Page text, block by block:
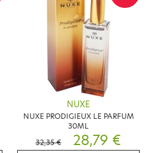
NUXE
NUXE PRODIGIEUX LE PARFUM
30ML
32,35 €
28,79 €